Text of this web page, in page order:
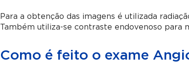
Para a obtenção das imagens é utilizada
Também utiliza-se contraste endovenoso para
Como é feito o exame